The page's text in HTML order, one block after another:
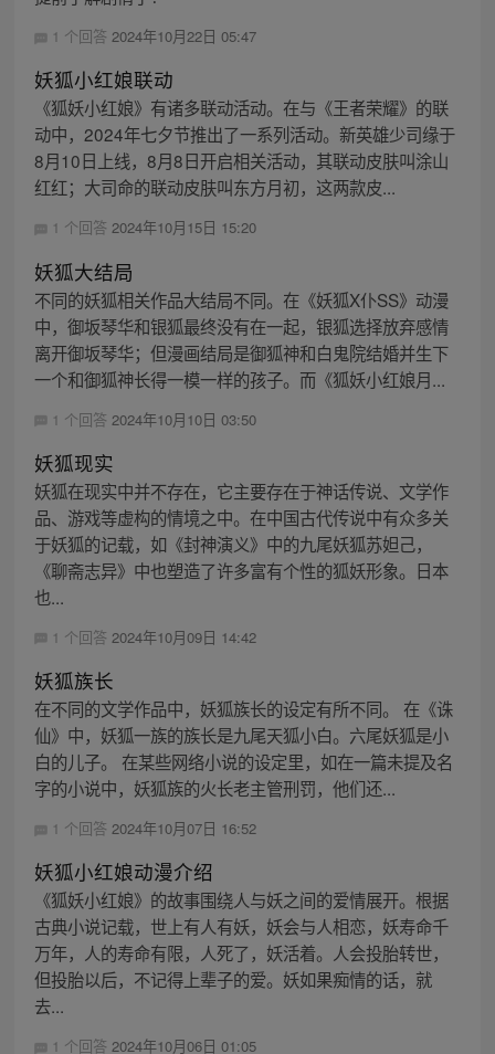
1 个回答 2024年10月22日 05:47
妖狐小红娘联动
《狐妖小红娘》有诸多联动活动。在与《王者荣耀》的联
动中，2024年七夕节推出了一系列活动。新英雄少司缘于
8月10日上线，8月8日开启相关活动，其联动皮肤叫涂山
红红；大司命的联动皮肤叫东方月初，这两款皮...
1 个回答 2024年10月15日 15:20
妖狐大结局
不同的妖狐相关作品大结局不同。在《妖狐X仆SS》动漫
中，御坂琴华和银狐最终没有在一起，银狐选择放弃感情
离开御坂琴华；但漫画结局是御狐神和白鬼院结婚并生下
一个和御狐神长得一模一样的孩子。而《狐妖小红娘月...
1 个回答 2024年10月10日 03:50
妖狐现实
妖狐在现实中并不存在，它主要存在于神话传说、文学作
品、游戏等虚构的情境之中。在中国古代传说中有众多关
于妖狐的记载，如《封神演义》中的九尾妖狐苏妲己，
《聊斋志异》中也塑造了许多富有个性的狐妖形象。日本
也...
1 个回答 2024年10月09日 14:42
妖狐族长
在不同的文学作品中，妖狐族长的设定有所不同。 在《诛
仙》中，妖狐一族的族长是九尾天狐小白。六尾妖狐是小
白的儿子。 在某些网络小说的设定里，如在一篇未提及名
字的小说中，妖狐族的火长老主管刑罚，他们还...
1 个回答 2024年10月07日 16:52
妖狐小红娘动漫介绍
《狐妖小红娘》的故事围绕人与妖之间的爱情展开。根据
古典小说记载，世上有人有妖，妖会与人相恋，妖寿命千
万年，人的寿命有限，人死了，妖活着。人会投胎转世，
但投胎以后，不记得上辈子的爱。妖如果痴情的话，就
去...
1 个回答 2024年10月06日 01:05